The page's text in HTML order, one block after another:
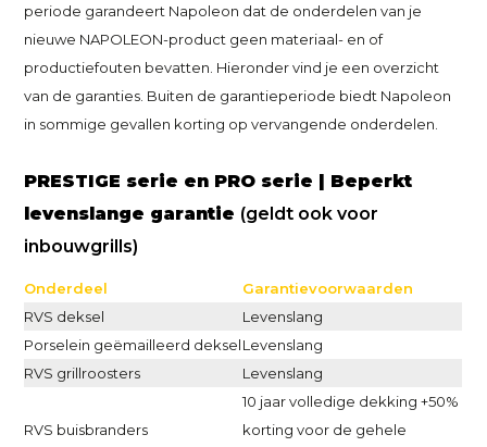
periode garandeert Napoleon dat de onderdelen van je
nieuwe NAPOLEON-product geen materiaal- en of
productiefouten bevatten. Hieronder vind je een overzicht
van de garanties. Buiten de garantieperiode biedt Napoleon
in sommige gevallen korting op vervangende onderdelen.
PRESTIGE serie en PRO serie | Beperkt
levenslange garantie (geldt ook voor
inbouwgrills)
Onderdeel
Garantievoorwaarden
RVS deksel
Levenslang
Porselein geëmailleerd dekselLevenslang
RVS grillroosters
Levenslang
RVS buisbranders
10 jaar volledige dekking +50%
korting voor de gehele